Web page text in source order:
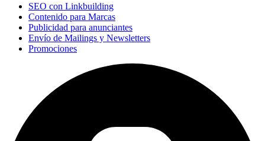
SEO con Linkbuilding
Contenido para Marcas
Publicidad para anunciantes
Envío de Mailings y Newsletters
Promociones